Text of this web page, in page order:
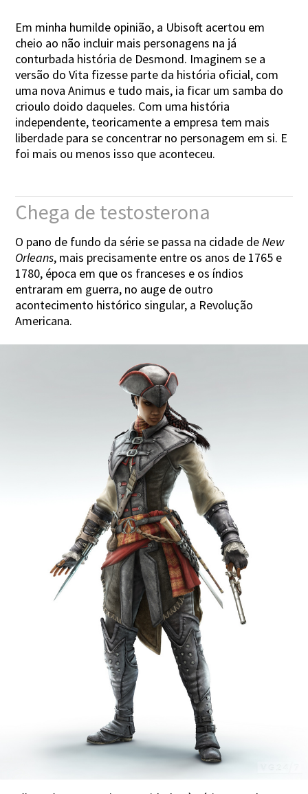
Em minha humilde opinião, a Ubisoft acertou em
cheio ao não incluir mais personagens na já
conturbada história de Desmond. Imaginem se a
versão do Vita fizesse parte da história oficial, com
uma nova Animus e tudo mais, ia ficar um samba do
crioulo doido daqueles. Com uma história
independente, teoricamente a empresa tem mais
liberdade para se concentrar no personagem em si. E
foi mais ou menos isso que aconteceu.
Chega de testosterona
O pano de fundo da série se passa na cidade deNew
Orleans, mais precisamente entre os anos de 1765 e
1780, época em que os franceses e os índios
entraram em guerra, no auge de outro
acontecimento histórico singular, a Revolução
Americana.